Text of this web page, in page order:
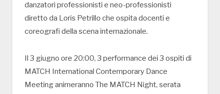
danzatori professionisti e neo-professionisti
diretto da Loris Petrillo che ospita docenti e
coreografi della scena internazionale.
Il 3 giugno ore 20:00, 3 performance dei 3 ospiti di
MATCH International Contemporary Dance
Meeting animeranno The MATCH Night, serata